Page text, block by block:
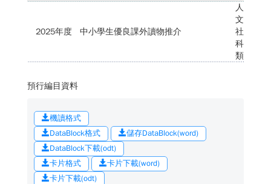
2025年度 中小學生優良課外讀物推介
人
文
社
科
類
預行編目資料
機讀格式
DataBlock格式
儲存DataBlock(word)
DataBlock下載(odt)
卡片格式
卡片下載(word)
卡片下載(odt)